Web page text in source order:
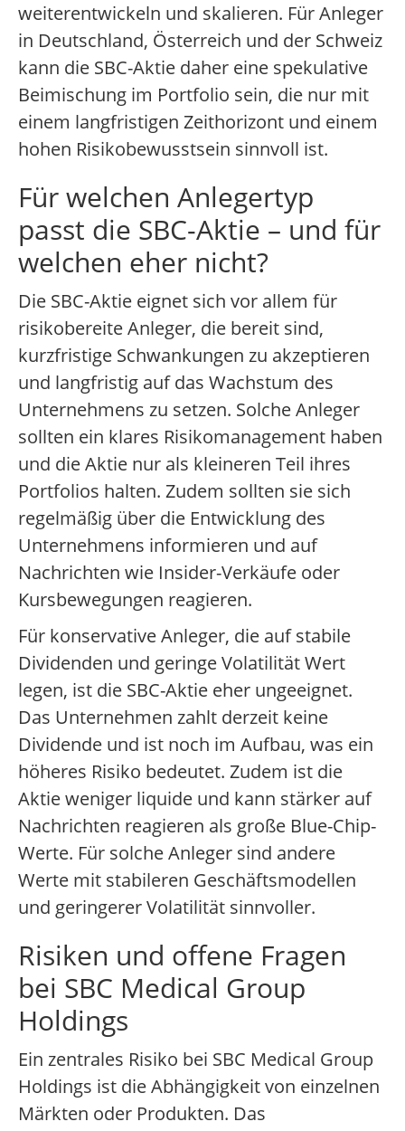
weiterentwickeln und skalieren. Für Anleger
in Deutschland, Österreich und der Schweiz
kann die SBC-Aktie daher eine spekulative
Beimischung im Portfolio sein, die nur mit
einem langfristigen Zeithorizont und einem
hohen Risikobewusstsein sinnvoll ist.
Für welchen Anlegertyp
passt die SBC-Aktie – und für
welchen eher nicht?
Die SBC-Aktie eignet sich vor allem für
risikobereite Anleger, die bereit sind,
kurzfristige Schwankungen zu akzeptieren
und langfristig auf das Wachstum des
Unternehmens zu setzen. Solche Anleger
sollten ein klares Risikomanagement haben
und die Aktie nur als kleineren Teil ihres
Portfolios halten. Zudem sollten sie sich
regelmäßig über die Entwicklung des
Unternehmens informieren und auf
Nachrichten wie Insider-Verkäufe oder
Kursbewegungen reagieren.
Für konservative Anleger, die auf stabile
Dividenden und geringe Volatilität Wert
legen, ist die SBC-Aktie eher ungeeignet.
Das Unternehmen zahlt derzeit keine
Dividende und ist noch im Aufbau, was ein
höheres Risiko bedeutet. Zudem ist die
Aktie weniger liquide und kann stärker auf
Nachrichten reagieren als große Blue-Chip-
Werte. Für solche Anleger sind andere
Werte mit stabileren Geschäftsmodellen
und geringerer Volatilität sinnvoller.
Risiken und offene Fragen
bei SBC Medical Group
Holdings
Ein zentrales Risiko bei SBC Medical Group
Holdings ist die Abhängigkeit von einzelnen
Märkten oder Produkten. Das